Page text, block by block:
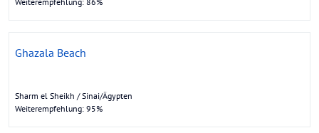
Ghazala Beach
Sharm el Sheikh / Sinai/Ägypten
Weiterempfehlung: 95%